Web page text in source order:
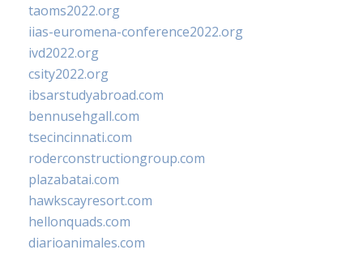
taoms2022.org
iias-euromena-conference2022.org
ivd2022.org
csity2022.org
ibsarstudyabroad.com
bennusehgall.com
tsecincinnati.com
roderconstructiongroup.com
plazabatai.com
hawkscayresort.com
hellonquads.com
diarioanimales.com